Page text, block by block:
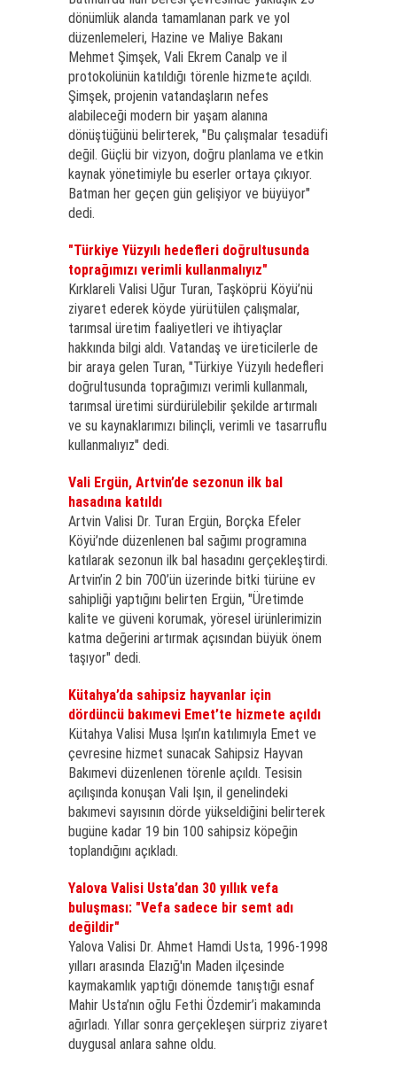
dönümlük alanda tamamlanan park ve yol
düzenlemeleri, Hazine ve Maliye Bakanı
Mehmet Şimşek, Vali Ekrem Canalp ve il
protokolünün katıldığı törenle hizmete açıldı.
Şimşek, projenin vatandaşların nefes
alabileceği modern bir yaşam alanına
dönüştüğünü belirterek, "Bu çalışmalar tesadüfi
değil. Güçlü bir vizyon, doğru planlama ve etkin
kaynak yönetimiyle bu eserler ortaya çıkıyor.
Batman her geçen gün gelişiyor ve büyüyor"
dedi.
"Türkiye Yüzyılı hedefleri doğrultusunda
toprağımızı verimli kullanmalıyız"
Kırklareli Valisi Uğur Turan, Taşköprü Köyü’nü
ziyaret ederek köyde yürütülen çalışmalar,
tarımsal üretim faaliyetleri ve ihtiyaçlar
hakkında bilgi aldı. Vatandaş ve üreticilerle de
bir araya gelen Turan, "Türkiye Yüzyılı hedefleri
doğrultusunda toprağımızı verimli kullanmalı,
tarımsal üretimi sürdürülebilir şekilde artırmalı
ve su kaynaklarımızı bilinçli, verimli ve tasarruflu
kullanmalıyız" dedi.
Vali Ergün, Artvin’de sezonun ilk bal
hasadına katıldı
Artvin Valisi Dr. Turan Ergün, Borçka Efeler
Köyü’nde düzenlenen bal sağımı programına
katılarak sezonun ilk bal hasadını gerçekleştirdi.
Artvin’in 2 bin 700’ün üzerinde bitki türüne ev
sahipliği yaptığını belirten Ergün, "Üretimde
kalite ve güveni korumak, yöresel ürünlerimizin
katma değerini artırmak açısından büyük önem
taşıyor" dedi.
Kütahya’da sahipsiz hayvanlar için
dördüncü bakımevi Emet’te hizmete açıldı
Kütahya Valisi Musa Işın’ın katılımıyla Emet ve
çevresine hizmet sunacak Sahipsiz Hayvan
Bakımevi düzenlenen törenle açıldı. Tesisin
açılışında konuşan Vali Işın, il genelindeki
bakımevi sayısının dörde yükseldiğini belirterek
bugüne kadar 19 bin 100 sahipsiz köpeğin
toplandığını açıkladı.
Yalova Valisi Usta’dan 30 yıllık vefa
buluşması: "Vefa sadece bir semt adı
değildir"
Yalova Valisi Dr. Ahmet Hamdi Usta, 1996-1998
yılları arasında Elazığ'ın Maden ilçesinde
kaymakamlık yaptığı dönemde tanıştığı esnaf
Mahir Usta’nın oğlu Fethi Özdemir’i makamında
ağırladı. Yıllar sonra gerçekleşen sürpriz ziyaret
duygusal anlara sahne oldu.